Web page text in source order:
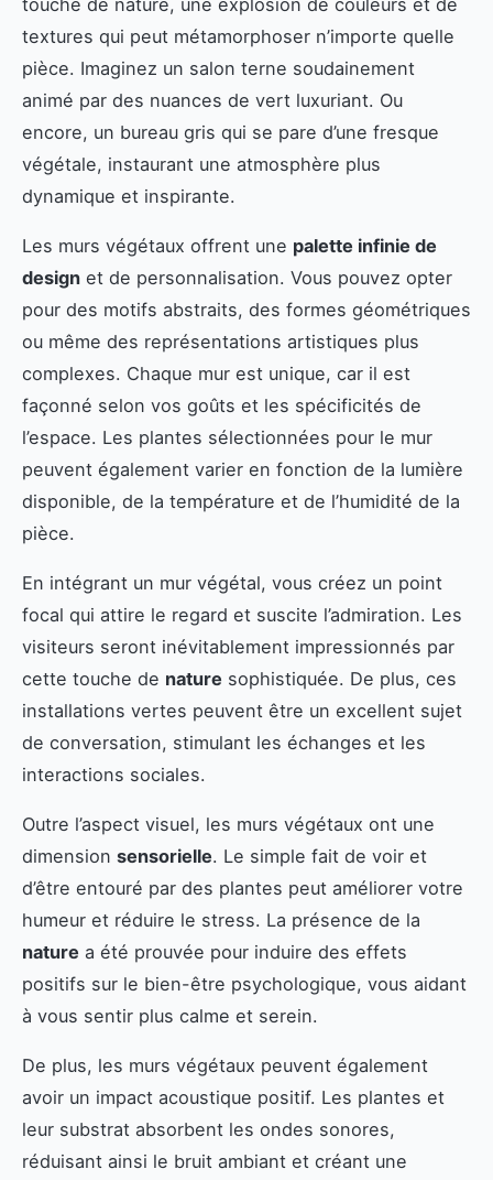
textures qui peut métamorphoser n’importe quelle
pièce. Imaginez un salon terne soudainement
animé par des nuances de vert luxuriant. Ou
encore, un bureau gris qui se pare d’une fresque
végétale, instaurant une atmosphère plus
dynamique et inspirante.
Les murs végétaux offrent une palette infinie de
design et de personnalisation. Vous pouvez opter
pour des motifs abstraits, des formes géométriques
ou même des représentations artistiques plus
complexes. Chaque mur est unique, car il est
façonné selon vos goûts et les spécificités de
l’espace. Les plantes sélectionnées pour le mur
peuvent également varier en fonction de la lumière
disponible, de la température et de l’humidité de la
pièce.
En intégrant un mur végétal, vous créez un point
focal qui attire le regard et suscite l’admiration. Les
visiteurs seront inévitablement impressionnés par
cette touche de nature sophistiquée. De plus, ces
installations vertes peuvent être un excellent sujet
de conversation, stimulant les échanges et les
interactions sociales.
Outre l’aspect visuel, les murs végétaux ont une
dimension sensorielle. Le simple fait de voir et
d’être entouré par des plantes peut améliorer votre
humeur et réduire le stress. La présence de la
nature a été prouvée pour induire des effets
positifs sur le bien-être psychologique, vous aidant
à vous sentir plus calme et serein.
De plus, les murs végétaux peuvent également
avoir un impact acoustique positif. Les plantes et
leur substrat absorbent les ondes sonores,
réduisant ainsi le bruit ambiant et créant une